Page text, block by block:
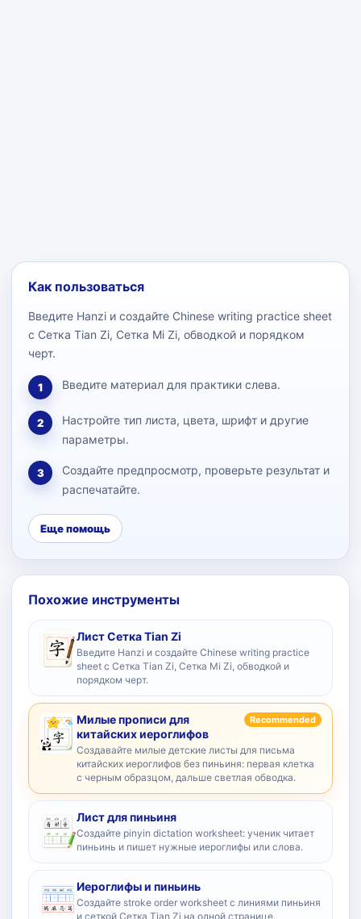
Как пользоваться
Введите Hanzi и создайте Chinese writing practice sheet
с Сетка Tian Zi, Сетка Mi Zi, обводкой и порядком
черт.
1 Введите материал для практики слева.
2
Настройте тип листа, цвета, шрифт и другие
параметры.
3
Создайте предпросмотр, проверьте результат и
распечатайте.
Еще помощь
Похожие инструменты
Лист Сетка Tian Zi
Введите Hanzi и создайте Chinese writing practice
sheet с Сетка Tian Zi, Сетка Mi Zi, обводкой и
порядком черт.
Милые прописи для
китайских иероглифов
Recommended
Создавайте милые детские листы для письма
китайских иероглифов без пиньиня: первая клетка
с черным образцом, дальше светлая обводка.
Лист для пиньиня
Создайте pinyin dictation worksheet: ученик читает
пиньинь и пишет нужные иероглифы или слова.
Иероглифы и пиньинь
Создайте stroke order worksheet с линиями пиньиня
и сеткой Сетка Tian Zi на одной странице.